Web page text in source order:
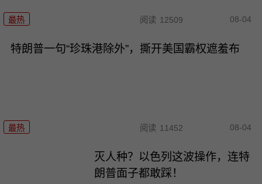
最热 阅读 12509 08-04
特朗普一句“珍珠港除外”，撕开美国霸权遮羞布
最热 阅读 11452 08-04
灭人种？以色列这波操作，连特
朗普面子都敢踩！